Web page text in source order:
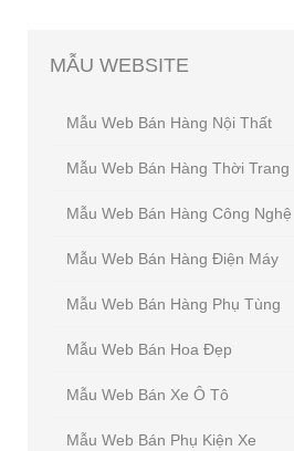
MẪU WEBSITE
Mẫu Web Bán Hàng Nội Thất
Mẫu Web Bán Hàng Thời Trang
Mẫu Web Bán Hàng Công Nghệ
Mẫu Web Bán Hàng Điện Máy
Mẫu Web Bán Hàng Phụ Tùng
Mẫu Web Bán Hoa Đẹp
Mẫu Web Bán Xe Ô Tô
Mẫu Web Bán Phụ Kiện Xe